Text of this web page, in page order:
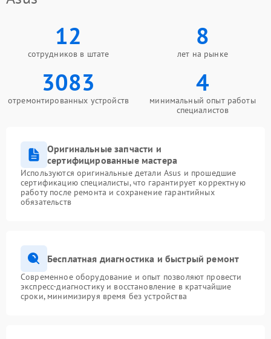
12
сотрудников в штате
8
лет на рынке
3083
отремонтированных устройств
4
минимальный опыт работы
специалистов
Оригинальные запчасти и
сертифицированные мастера
Используются оригинальные детали Asus и прошедшие
сертификацию специалисты, что гарантирует корректную
работу после ремонта и сохранение гарантийных
обязательств
Бесплатная диагностика и быстрый ремонт
Современное оборудование и опыт позволяют провести
экспресс-диагностику и восстановление в кратчайшие
сроки, минимизируя время без устройства